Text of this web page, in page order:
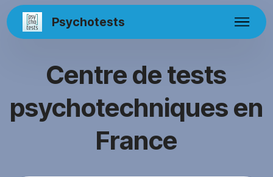
Psychotests
Centre de tests
psychotechniques en
France